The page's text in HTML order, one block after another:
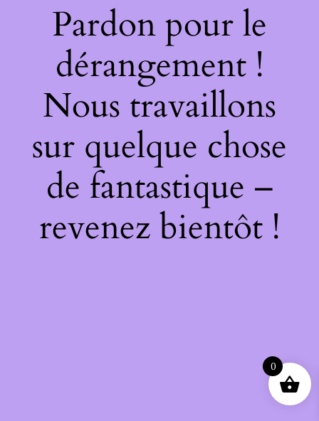
Pardon pour le
dérangement !
Nous travaillons
sur quelque chose
de fantastique –
revenez bientôt !
0